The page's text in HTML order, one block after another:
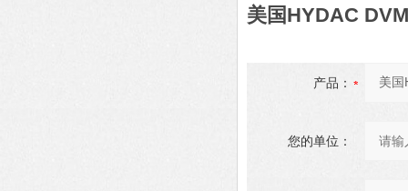
美国HYDAC
产品：
您的单位：